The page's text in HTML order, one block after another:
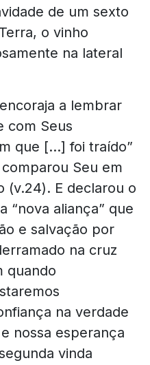
de um sexto
o vinho
na lateral
a lembrar
com Seus
que […] foi traído”
comparou Seu em
(v.24). E declarou o
“nova aliança” que
e salvação por
na cruz
quando
na verdade
nossa esperança
vinda